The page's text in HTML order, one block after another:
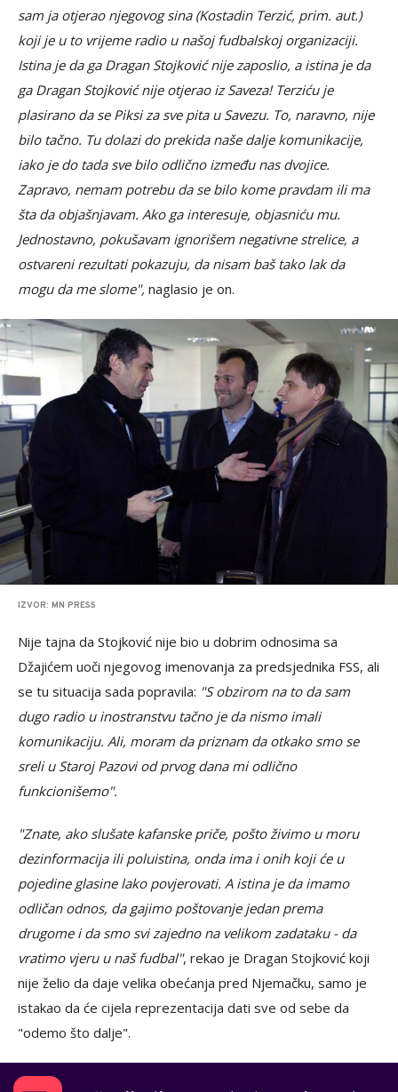
sam ja otjerao njegovog sina (Kostadin Terzić, prim. aut.)
koji je u to vrijeme radio u našoj fudbalskoj organizaciji.
Istina je da ga Dragan Stojković nije zaposlio, a istina je da
ga Dragan Stojković nije otjerao iz Saveza! Terziću je
plasirano da se Piksi za sve pita u Savezu. To, naravno, nije
bilo tačno. Tu dolazi do prekida naše dalje komunikacije,
iako je do tada sve bilo odlično između nas dvojice.
Zapravo, nemam potrebu da se bilo kome pravdam ili ma
šta da objašnjavam. Ako ga interesuje, objasniću mu.
Jednostavno, pokušavam ignorišem negativne strelice, a
ostvareni rezultati pokazuju, da nisam baš tako lak da
mogu da me slome", naglasio je on.
IZVOR: MN PRESS
Nije tajna da Stojković nije bio u dobrim odnosima sa
Džajićem uoči njegovog imenovanja za predsjednika FSS, ali
se tu situacija sada popravila: "S obzirom na to da sam
dugo radio u inostranstvu tačno je da nismo imali
komunikaciju. Ali, moram da priznam da otkako smo se
sreli u Staroj Pazovi od prvog dana mi odlično
funkcionišemo".
"Znate, ako slušate kafanske priče, pošto živimo u moru
dezinformacija ili poluistina, onda ima i onih koji će u
pojedine glasine lako povjerovati. A istina je da imamo
odličan odnos, da gajimo poštovanje jedan prema
drugome i da smo svi zajedno na velikom zadataku - da
vratimo vjeru u naš fudbal", rekao je Dragan Stojković koji
nije želio da daje velika obećanja pred Njemačku, samo je
istakao da će cijela reprezentacija dati sve od sebe da
"odemo što dalje".